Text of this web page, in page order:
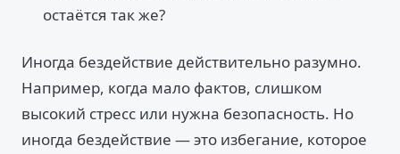
остаётся так же?
Иногда бездействие действительно разумно.
Например, когда мало фактов, слишком
высокий стресс или нужна безопасность. Но
иногда бездействие — это избегание, которое